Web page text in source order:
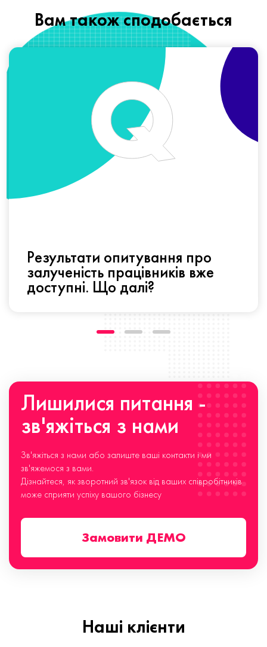
Вам також сподобається
Результати опитування про
залученість працівників вже
доступні. Що далі?
Лишилися питання -
зв'яжіться з нами
Зв'яжіться з нами або залиште ваші контакти і ми
зв'яжемося з вами.
Дізнайтеся, як зворотний зв'язок від ваших співробітників
може сприяти успіху вашого бізнесу
Замовити ДЕМО
Наші клієнти